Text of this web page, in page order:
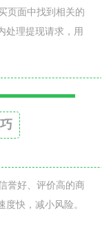
页面中找到相关的
处理提现请求，用
誉好、评价高的商
快，减小风险。